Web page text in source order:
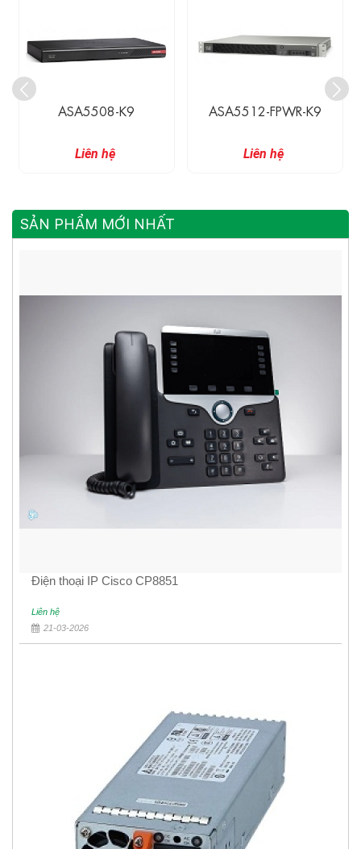
ASA5508-K9
Liên hệ
ASA5512-FPWR-K9
Liên hệ
SẢN PHẨM MỚI NHẤT
Điện thoại IP Cisco CP8851
Liên hệ
21-03-2026